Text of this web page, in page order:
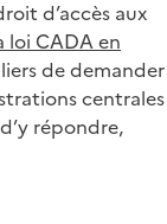
d’accès aux
loi CADA en
de demander
centrales
répondre,